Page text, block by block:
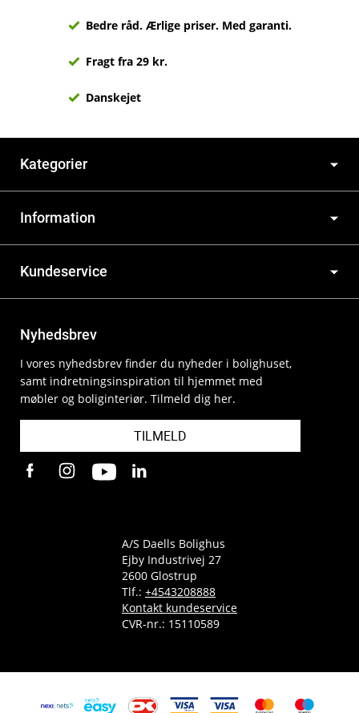
Bedre råd. Ærlige priser. Med garanti.
Fragt fra 29 kr.
Danskejet
Kategorier
Information
Kundeservice
Nyhedsbrev
I vores nyhedsbrev finder du nyheder i bolighuset,
samt indretningsinspiration til hjemmet med
møbler og boliginteriør. Tilmeld dig her.
TILMELD
A/S Daells Bolighus
Ejby Industrivej 27
2600 Glostrup
Tlf.: +4543208888
Kontakt kundeservice
CVR-nr.: 15110589